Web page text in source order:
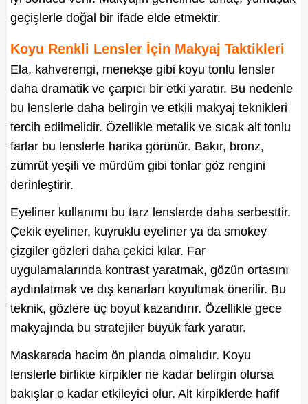
geçişlerle doğal bir ifade elde etmektir.
Koyu Renkli Lensler İçin Makyaj Taktikleri
Ela, kahverengi, menekşe gibi koyu tonlu lensler
daha dramatik ve çarpıcı bir etki yaratır. Bu nedenle
bu lenslerle daha belirgin ve etkili makyaj teknikleri
tercih edilmelidir. Özellikle metalik ve sıcak alt tonlu
farlar bu lenslerle harika görünür. Bakır, bronz,
zümrüt yeşili ve mürdüm gibi tonlar göz rengini
derinleştirir.
Eyeliner kullanımı bu tarz lenslerde daha serbesttir.
Çekik eyeliner, kuyruklu eyeliner ya da smokey
çizgiler gözleri daha çekici kılar. Far
uygulamalarında kontrast yaratmak, gözün ortasını
aydınlatmak ve dış kenarları koyultmak önerilir. Bu
teknik, gözlere üç boyut kazandırır. Özellikle gece
makyajında bu stratejiler büyük fark yaratır.
Maskarada hacim ön planda olmalıdır. Koyu
lenslerle birlikte kirpikler ne kadar belirgin olursa
bakışlar o kadar etkileyici olur. Alt kirpiklerde hafif